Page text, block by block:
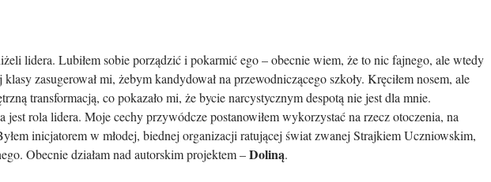
lidera. Lubiłem sobie porządzić i pokarmić ego – obecnie wiem, że to nic fajnego, ale wtedy
zasugerował mi, żebym kandydował na przewodniczącego szkoły. Kręciłem nosem, ale
transformacją, co pokazało mi, że bycie narcystycznym despotą nie jest dla mnie.
rola lidera. Moje cechy przywódcze postanowiłem wykorzystać na rzecz otoczenia, na
inicjatorem w młodej, biednej organizacji ratującej świat zwanej Strajkiem Uczniowskim,
Obecnie działam nad autorskim projektem –Doliną.